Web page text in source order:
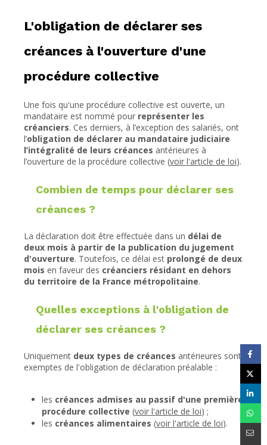
L'obligation de déclarer ses
créances à l'ouverture d'une
procédure collective
Une fois qu'une procédure collective est ouverte, un
mandataire est nommé pour représenter les
créanciers. Ces derniers, à l’exception des salariés, ont
l’obligation de déclarer au mandataire judiciaire
l’intégralité de leurs créances antérieures à
l’ouverture de la procédure collective (voir l'article de loi).
Combien de temps pour déclarer ses
créances ?
La déclaration doit être effectuée dans un délai de
deux mois à partir de la publication du jugement
d'ouverture. Toutefois, ce délai est prolongé de deux
mois en faveur des créanciers résidant en dehors
du territoire de la France métropolitaine.
Quelles exceptions à l'obligation de
déclarer ses créances ?
Uniquement deux types de créances antérieures sont
exemptes de l'obligation de déclaration préalable :
les créances admises au passif d'une première
procédure collective (voir l'article de loi) ;
les créances alimentaires (voir l'article de loi).